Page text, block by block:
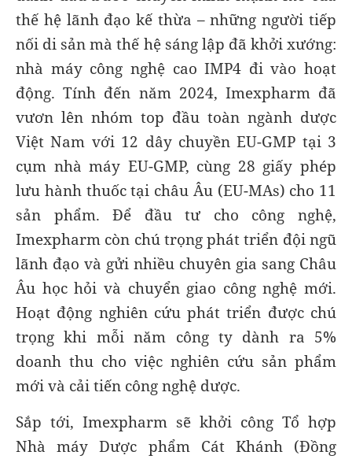
thế hệ lãnh đạo kế thừa – những người tiếp
nối di sản mà thế hệ sáng lập đã khởi xướng:
nhà máy công nghệ cao IMP4 đi vào hoạt
động. Tính đến năm 2024, Imexpharm đã
vươn lên nhóm top đầu toàn ngành dược
Việt Nam với 12 dây chuyền EU-GMP tại 3
cụm nhà máy EU-GMP, cùng 28 giấy phép
lưu hành thuốc tại châu Âu (EU-MAs) cho 11
sản phẩm. Để đầu tư cho công nghệ,
Imexpharm còn chú trọng phát triển đội ngũ
lãnh đạo và gửi nhiều chuyên gia sang Châu
Âu học hỏi và chuyển giao công nghệ mới.
Hoạt động nghiên cứu phát triển được chú
trọng khi mỗi năm công ty dành ra 5%
doanh thu cho việc nghiên cứu sản phẩm
mới và cải tiến công nghệ dược.
Sắp tới, Imexpharm sẽ khởi công Tổ hợp
Nhà máy Dược phẩm Cát Khánh (Đồng